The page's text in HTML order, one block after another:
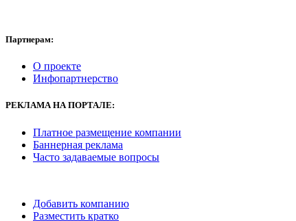
Партнерам:
О проекте
Инфопартнерство
РЕКЛАМА НА ПОРТАЛЕ:
Платное размещение компании
Баннерная реклама
Часто задаваемые вопросы
Добавить компанию
Разместить кратко